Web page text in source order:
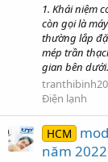
1. Khái niệm
còn gọi là
thường lắp
mép trần
gian bên
Điện lạnh
HCM
năm 2022